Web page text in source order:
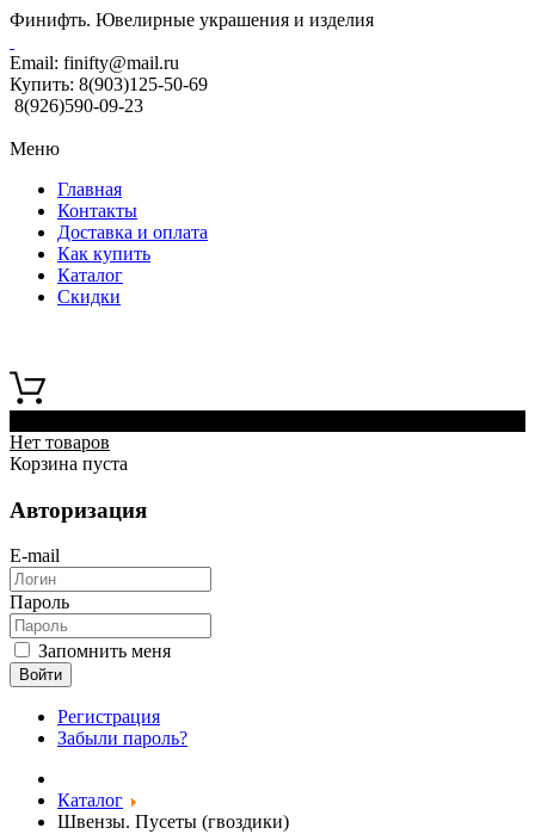
Финифть. Ювелирные украшения и изделия
Email: finifty@mail.ru
Купить: 8(903)125-50-69
8(926)590-09-23
Меню
Главная
Контакты
Доставка и оплата
Как купить
Каталог
Скидки
Нет товаров
Корзина пуста
Авторизация
E-mail
Пароль
Запомнить меня
Войти
Регистрация
Забыли пароль?
Каталог
Швензы. Пусеты (гвоздики)